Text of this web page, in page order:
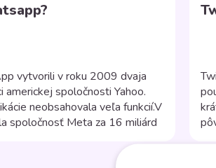
vytvorili v roku 2009 dvaja
americkej spoločnosti Yahoo.
neobsahovala veľa funkcií.V
spoločnosť Meta za 16 miliárd